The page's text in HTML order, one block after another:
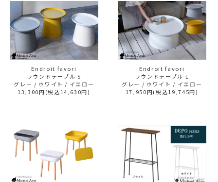
Endroit favori
ラウンドテーブル S
グレー / ホワイト / イエロー
13,300円(税込14,630円)
Endroit favori
ラウンドテーブル L
グレー / ホワイト / イエロー
17,950円(税込19,745円)